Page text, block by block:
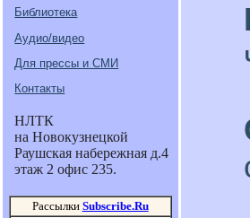
Библиотека
Аудио/видео
Для прессы и СМИ
Контакты
НЛТК
на Новокузнецкой
Раушская набережная д.4
этаж 2 офис 235.
Рассылки Subscribe.Ru